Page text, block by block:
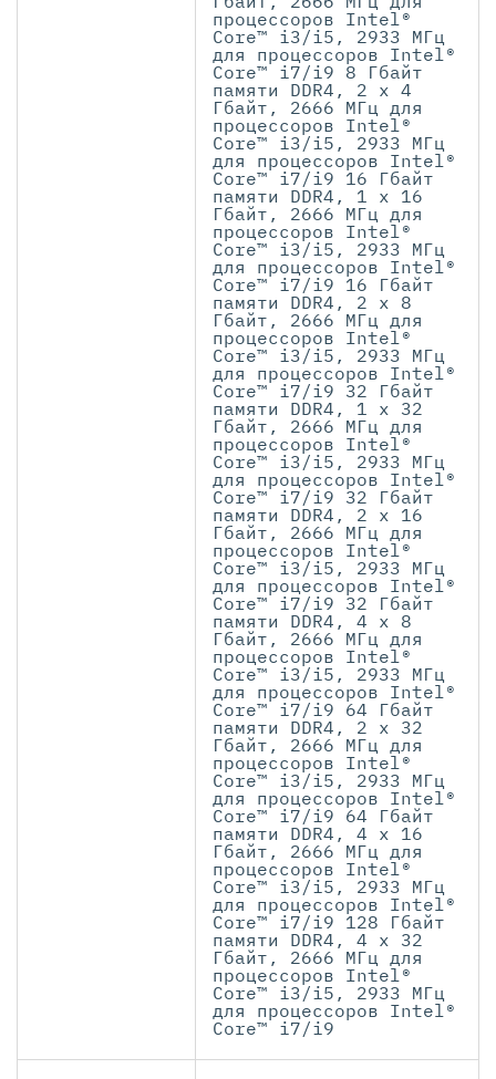
процессоров Intel®
Core™ i3/i5, 2933 МГц
для процессоров Intel®
Core™ i7/i9 8 Гбайт
памяти DDR4, 2 x 4
Гбайт, 2666 МГц для
процессоров Intel®
Core™ i3/i5, 2933 МГц
для процессоров Intel®
Core™ i7/i9 16 Гбайт
памяти DDR4, 1 x 16
Гбайт, 2666 МГц для
процессоров Intel®
Core™ i3/i5, 2933 МГц
для процессоров Intel®
Core™ i7/i9 16 Гбайт
памяти DDR4, 2 x 8
Гбайт, 2666 МГц для
процессоров Intel®
Core™ i3/i5, 2933 МГц
для процессоров Intel®
Core™ i7/i9 32 Гбайт
памяти DDR4, 1 x 32
Гбайт, 2666 МГц для
процессоров Intel®
Core™ i3/i5, 2933 МГц
для процессоров Intel®
Core™ i7/i9 32 Гбайт
памяти DDR4, 2 x 16
Гбайт, 2666 МГц для
процессоров Intel®
Core™ i3/i5, 2933 МГц
для процессоров Intel®
Core™ i7/i9 32 Гбайт
памяти DDR4, 4 x 8
Гбайт, 2666 МГц для
процессоров Intel®
Core™ i3/i5, 2933 МГц
для процессоров Intel®
Core™ i7/i9 64 Гбайт
памяти DDR4, 2 x 32
Гбайт, 2666 МГц для
процессоров Intel®
Core™ i3/i5, 2933 МГц
для процессоров Intel®
Core™ i7/i9 64 Гбайт
памяти DDR4, 4 x 16
Гбайт, 2666 МГц для
процессоров Intel®
Core™ i3/i5, 2933 МГц
для процессоров Intel®
Core™ i7/i9 128 Гбайт
памяти DDR4, 4 x 32
Гбайт, 2666 МГц для
процессоров Intel®
Core™ i3/i5, 2933 МГц
для процессоров Intel®
Core™ i7/i9